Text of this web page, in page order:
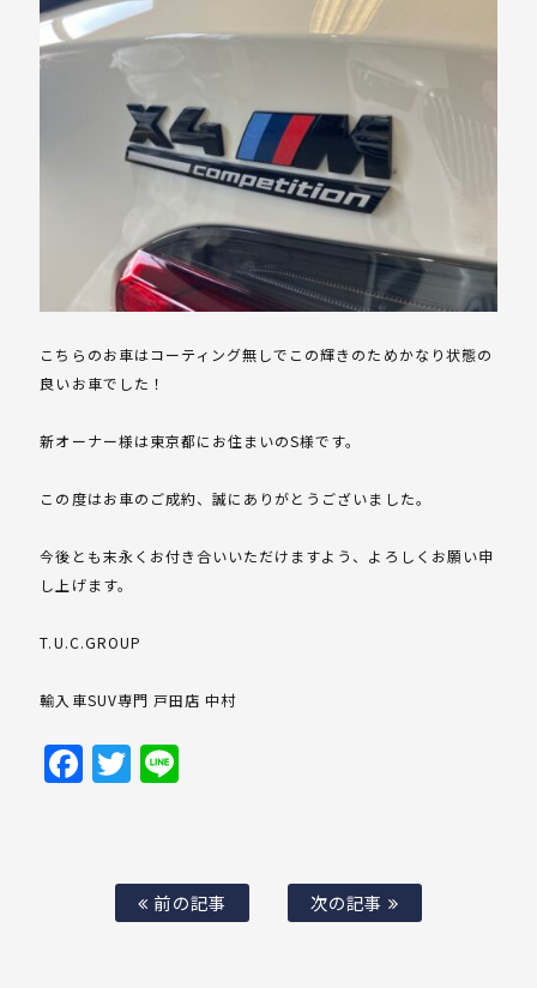
こちらのお車はコーティング無しでこの輝きのためかなり状態の
良いお車でした！
新オーナー様は東京都にお住まいのS様です。
この度はお車のご成約、誠にありがとうございました。
今後とも末永くお付き合いいただけますよう、よろしくお願い申
し上げます。
T.U.C.GROUP
輸入車SUV専門 戸田店 中村
Facebook
Twitter
前の記事 次の記事